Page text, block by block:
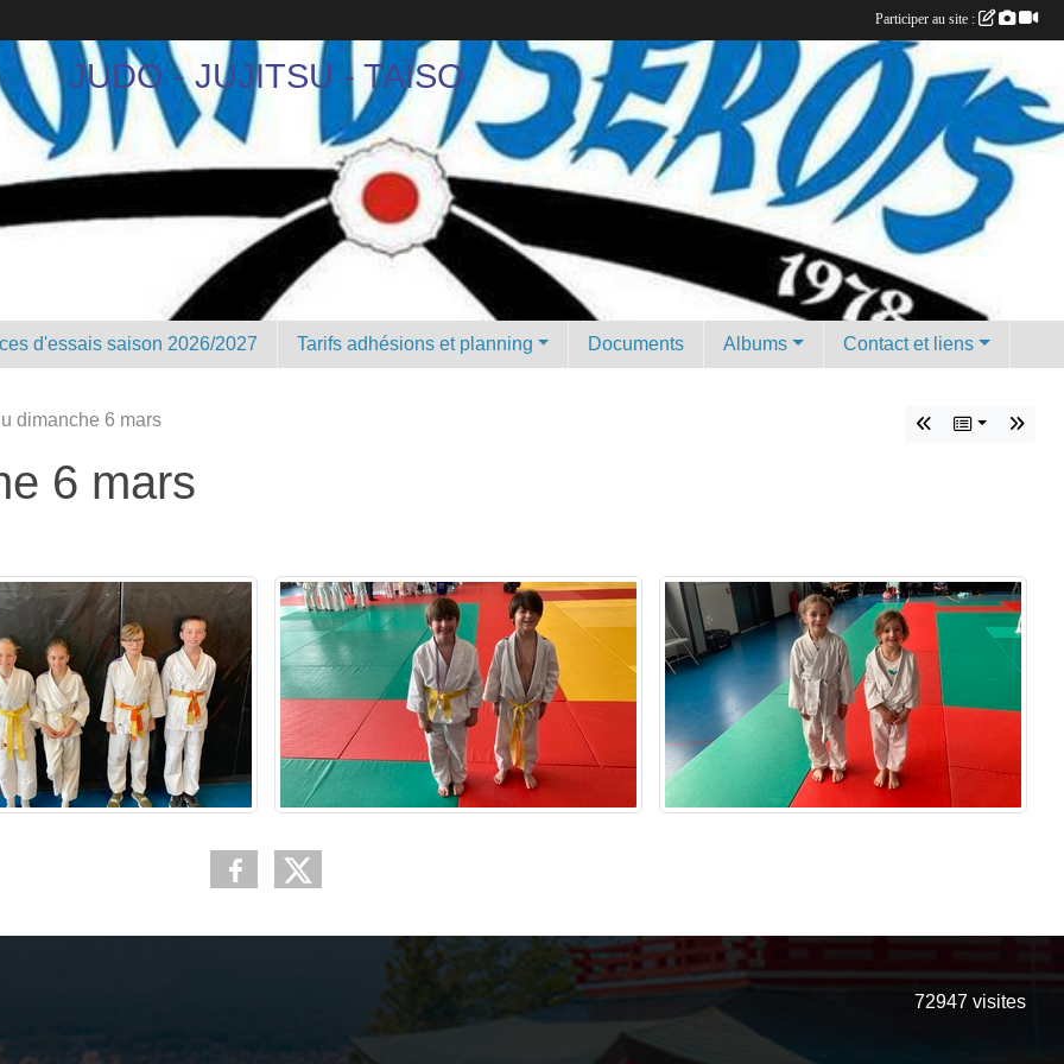
JUDO - JUJITSU - TAÏSO
d'essais saison 2026/2027 Tarifs adhésions et planning Documents Albums Contact et liens
dimanche 6 mars
6 mars
72947 visites
Participer au site :